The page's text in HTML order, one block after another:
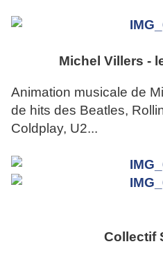
Michel Villers -
Animation musicale de
de hits des Beatles,
Coldplay, U2...
Collectif